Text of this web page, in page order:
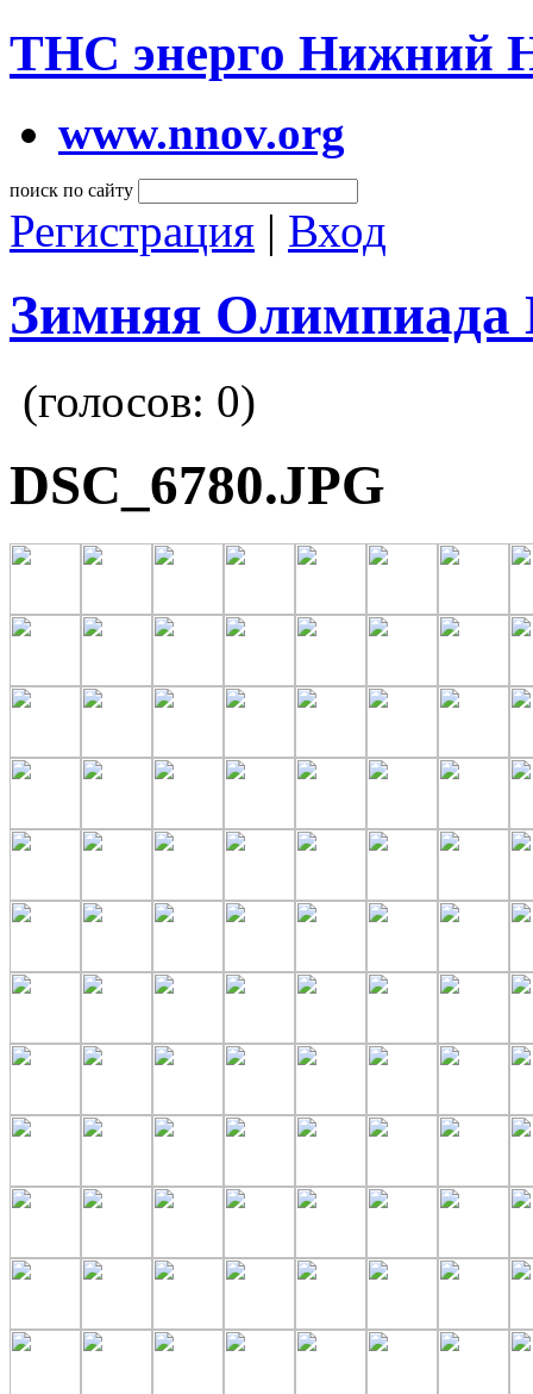
ТНС энерго Нижний
www.nnov.org
поиск по сайту
Регистрация | Вход
Зимняя Олимпиада
(голосов: 0)
DSC_6780.JPG